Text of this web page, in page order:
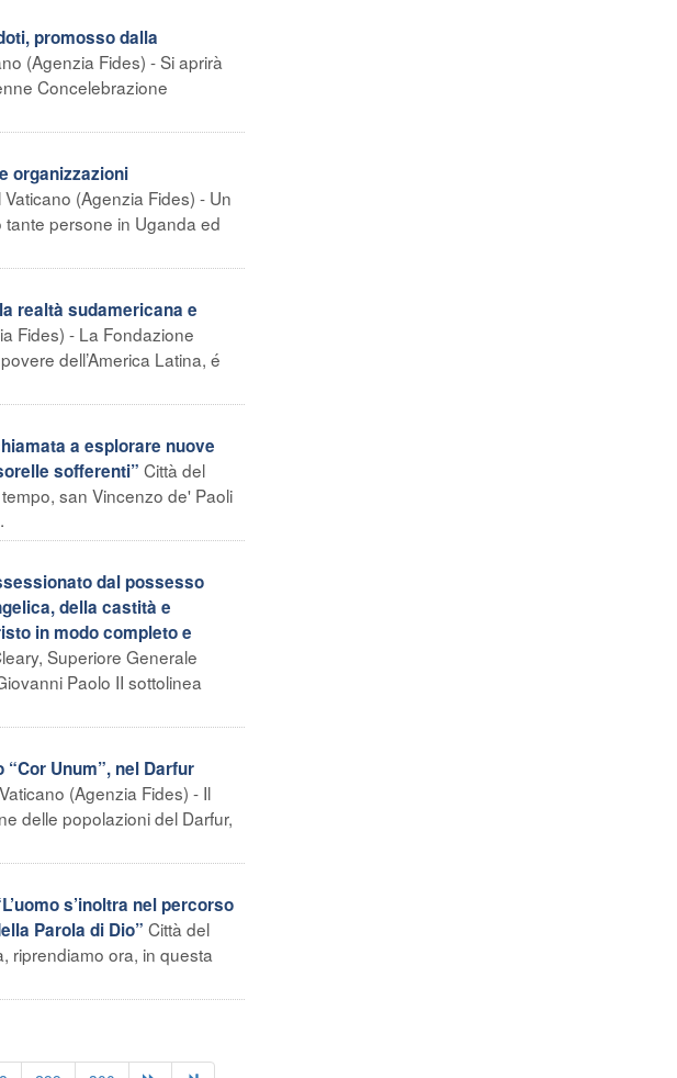
promosso dalla
(Agenzia Fides) - Si aprirà
Concelebrazione
organizzazioni
Vaticano (Agenzia Fides) - Un
persone in Uganda ed
realtà sudamericana e
Fides) - La Fondazione
dell’America Latina, é
a esplorare nuove
sofferenti” Città del
san Vincenzo de' Paoli
dal possesso
della castità e
in modo completo e
Superiore Generale
Paolo II sottolinea
Unum”, nel Darfur
(Agenzia Fides) - Il
delle popolazioni del Darfur,
s’inoltra nel percorso
Parola di Dio” Città del
riprendiamo ora, in questa